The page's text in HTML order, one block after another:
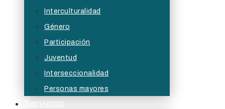
Interculturalidad
Género
Participación
Juventud
Interseccionalidad
Personas mayores
Servicios